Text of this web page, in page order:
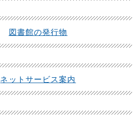
図書館の発行物
ネットサービス案内